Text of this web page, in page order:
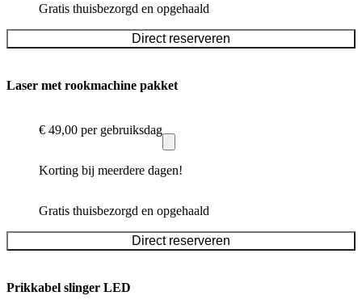
Gratis thuisbezorgd en opgehaald
Direct reserveren
Laser met rookmachine pakket
€ 49,00 per gebruiksdag
Korting bij meerdere dagen!
Gratis thuisbezorgd en opgehaald
Direct reserveren
Prikkabel slinger LED